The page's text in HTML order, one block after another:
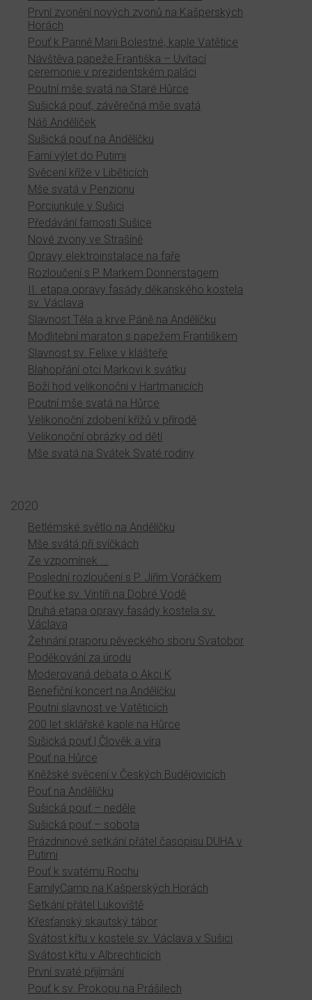
První zvonění nových zvonů na Kašperských
Horách
Pouť k Panně Marii Bolestné, kaple Vatětice
Návštěva papeže Františka – Uvítací
ceremonie v prezidentském paláci
Poutní mše svatá na Staré Hůrce
Sušická pouť, závěrečná mše svatá
Náš Andělíček
Sušická pouť na Andělíčku
Farní výlet do Putimi
Svěcení kříže v Liběticích
Mše svatá v Penzionu
Porciunkule v Sušici
Předávání farnosti Sušice
Nové zvony ve Strašíně
Opravy elektroinstalace na faře
Rozloučení s P. Markem Donnerstagem
II. etapa opravy fasády děkanského kostela
sv. Václava
Slavnost Těla a krve Páně na Andělíčku
Modlitební maraton s papežem Františkem
Slavnost sv. Felixe v klášteře
Blahopřání otci Markovi k svátku
Boží hod velikonoční v Hartmanicích
Poutní mše svatá na Hůrce
Velikonoční zdobení křížů v přírodě
Velikonoční obrázky od dětí
Mše svatá na Svátek Svaté rodiny
2020
Betlémské světlo na Andělíčku
Mše svátá při svíčkách
Ze vzpomínek ...
Poslední rozloučení s P. Jiřím Voráčkem
Pouť ke sv. Vintíři na Dobré Vodě
Druhá etapa opravy fasády kostela sv.
Václava
Žehnání praporu pěveckého sboru Svatobor
Poděkování za úrodu
Moderovaná debata o Akci K
Benefiční koncert na Andělíčku
Poutní slavnost ve Vatěticích
200 let sklářské kaple na Hůrce
Sušická pouť | Člověk a víra
Pouť na Hůrce
Kněžské svěcení v Českých Budějovicích
Pouť na Andělíčku
Sušická pouť – neděle
Sušická pouť – sobota
Prázdninové setkání přátel časopisu DUHA v
Putimi
Pouť k svatému Rochu
FamilyCamp na Kašperských Horách
Setkání přátel Lukoviště
Křesťanský skautský tábor
Svátost křtu v kostele sv. Václava v Sušici
Svátost křtu v Albrechticích
První svaté přijímání
Pouť k sv. Prokopu na Prášilech